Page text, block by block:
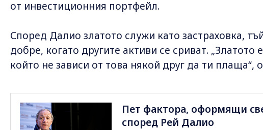
от инвестиционния портфейл.
Според Далио златото служи като застраховка,
добре, когато другите активи се сриват. „Златото
който не зависи от това някой друг да ти плаща“,
Пет фактора, оформящи
според Рей Далио